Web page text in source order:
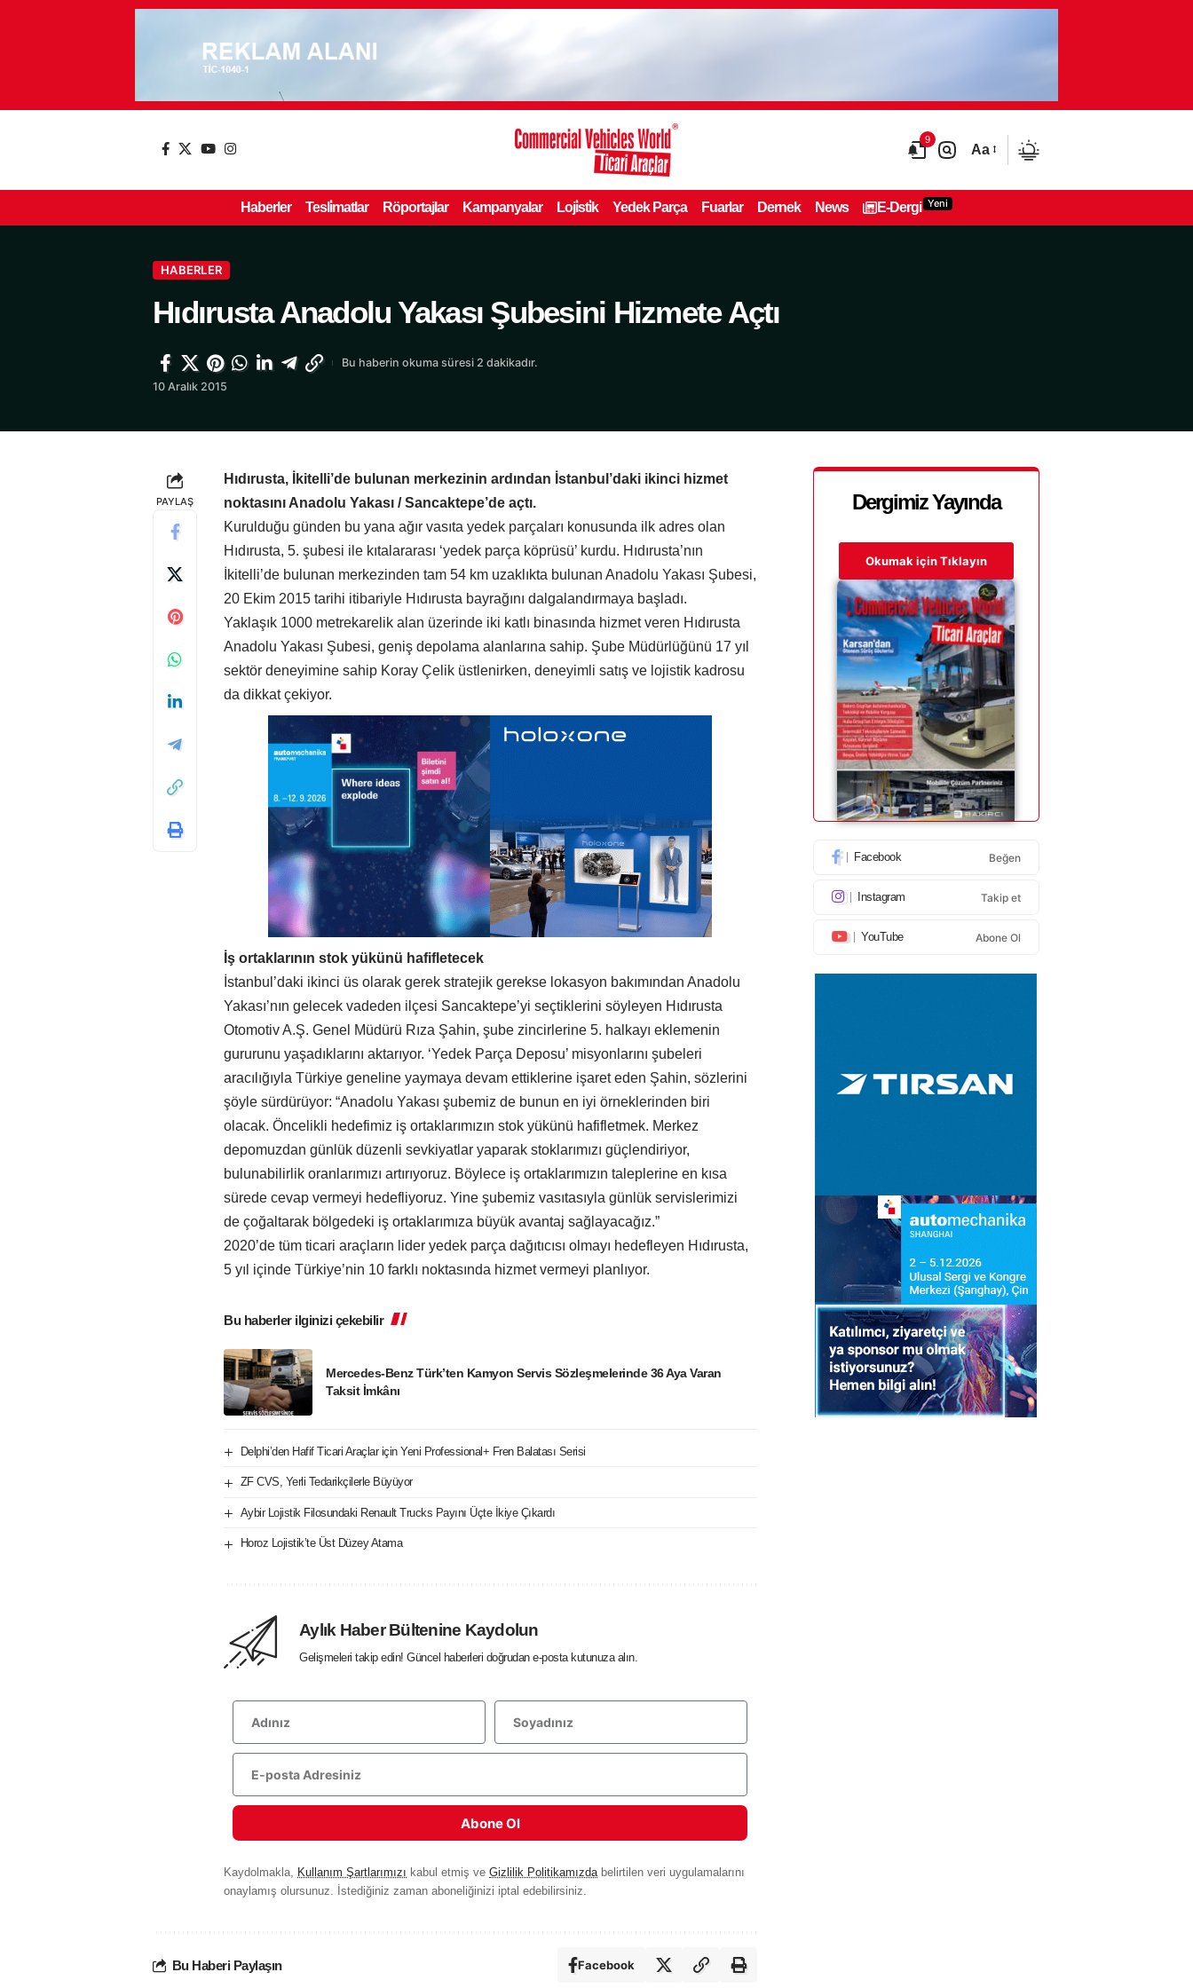
9
Aa
Haberler Tesli̇matlar Röportajlar Kampanyalar Loji̇sti̇k Yedek Parça Fuarlar Dernek News E-Dergi Yeni
HABERLER
Hıdırusta Anadolu Yakası Şubesini Hizmete Açtı
10 Aralık 2015
Bu haberin okuma süresi 2 dakikadır.
PAYLAŞ
Hıdırusta, İkitelli’de bulunan merkezinin ardından İstanbul’daki ikinci hizmet
noktasını Anadolu Yakası / Sancaktepe’de açtı.
Kurulduğu günden bu yana ağır vasıta yedek parçaları konusunda ilk adres olan
Hıdırusta, 5. şubesi ile kıtalararası ‘yedek parça köprüsü’ kurdu. Hıdırusta’nın
İkitelli’de bulunan merkezinden tam 54 km uzaklıkta bulunan Anadolu Yakası Şubesi,
20 Ekim 2015 tarihi itibariyle Hıdırusta bayrağını dalgalandırmaya başladı.
Yaklaşık 1000 metrekarelik alan üzerinde iki katlı binasında hizmet veren Hıdırusta
Anadolu Yakası Şubesi, geniş depolama alanlarına sahip. Şube Müdürlüğünü 17 yıl
sektör deneyimine sahip Koray Çelik üstlenirken, deneyimli satış ve lojistik kadrosu
da dikkat çekiyor.
İş ortaklarının stok yükünü hafifletecek
İstanbul’daki ikinci üs olarak gerek stratejik gerekse lokasyon bakımından Anadolu
Yakası’nın gelecek vadeden ilçesi Sancaktepe’yi seçtiklerini söyleyen Hıdırusta
Otomotiv A.Ş. Genel Müdürü Rıza Şahin, şube zincirlerine 5. halkayı eklemenin
gururunu yaşadıklarını aktarıyor. ‘Yedek Parça Deposu’ misyonlarını şubeleri
aracılığıyla Türkiye geneline yaymaya devam ettiklerine işaret eden Şahin, sözlerini
şöyle sürdürüyor: “Anadolu Yakası şubemiz de bunun en iyi örneklerinden biri
olacak. Öncelikli hedefimiz iş ortaklarımızın stok yükünü hafifletmek. Merkez
depomuzdan günlük düzenli sevkiyatlar yaparak stoklarımızı güçlendiriyor,
bulunabilirlik oranlarımızı artırıyoruz. Böylece iş ortaklarımızın taleplerine en kısa
sürede cevap vermeyi hedefliyoruz. Yine şubemiz vasıtasıyla günlük servislerimizi
de çoğaltarak bölgedeki iş ortaklarımıza büyük avantaj sağlayacağız.”
2020’de tüm ticari araçların lider yedek parça dağıtıcısı olmayı hedefleyen Hıdırusta,
5 yıl içinde Türkiye’nin 10 farklı noktasında hizmet vermeyi planlıyor.
Bu haberler ilginizi çekebilir
Mercedes-Benz Türk’ten Kamyon Servis Sözleşmelerinde 36 Aya Varan
Taksit İmkânı
Delphi’den Hafif Ticari Araçlar için Yeni Professional+ Fren Balatası Serisi
ZF CVS, Yerli Tedarikçilerle Büyüyor
Aybir Lojistik Filosundaki Renault Trucks Payını Üçte İkiye Çıkardı
Horoz Lojistik’te Üst Düzey Atama
Aylık Haber Bültenine Kaydolun
Gelişmeleri takip edin! Güncel haberleri doğrudan e-posta kutunuza alın.
Abone Ol
Kaydolmakla, Kullanım Şartlarımızı kabul etmiş ve Gizlilik Politikamızdabelirtilen veri uygulamalarını
onaylamış olursunuz. İstediğiniz zaman aboneliğinizi iptal edebilirsiniz.
Bu Haberi Paylaşın Facebook
Dergimiz Yayında
Okumak için Tıklayın
Facebook Beğen
Instagram Takip et
YouTube Abone Ol